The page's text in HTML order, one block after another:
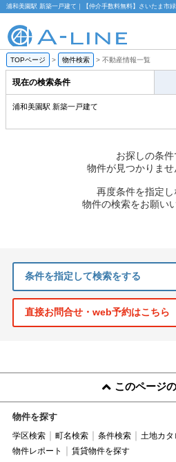
TOPページ > 物件検索 > 不動産情報一覧
現在の検索条件
浦和美園駅 新築一戸建て
お探しの条件
物件が見つかりませ
再度条件を指定し
物件の検索をお願い
条件を指定して検索をする
直接お問合せ・web予約はこちら
このページ
物件を探す
学区検索 町名検索 条件検索 土地カタ
物件レポート
賃貸物件を探す